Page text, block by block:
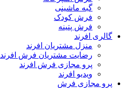
گبه ماشینی
فرش کودک
فرش پتینه
گالری افرند
منزل مشتریان افرند
رضایت مشتریان فرش افرند
پرو مجازی فرش افرند
ویدیو افرند
پرو مجازی فرش